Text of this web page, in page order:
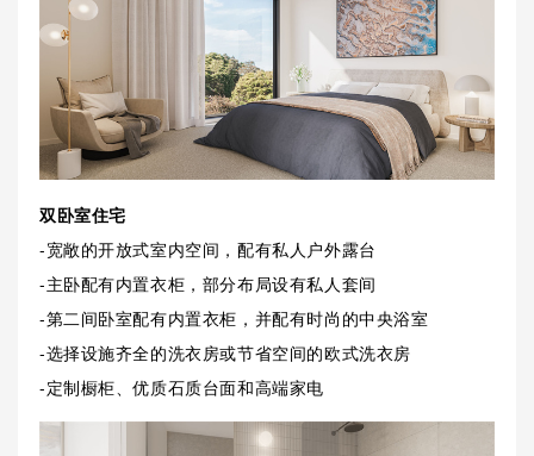
双卧室住宅
-宽敞的开放式室内空间，配有私人户外露台
-主卧配有内置衣柜，部分布局设有私人套间
-第二间卧室配有内置衣柜，并配有时尚的中央浴室
-选择设施齐全的洗衣房或节省空间的欧式洗衣房
-定制橱柜、优质石质台面和高端家电